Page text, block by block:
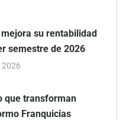
su rentabilidad
semestre de 2026
2026
que transforman
Franquicias